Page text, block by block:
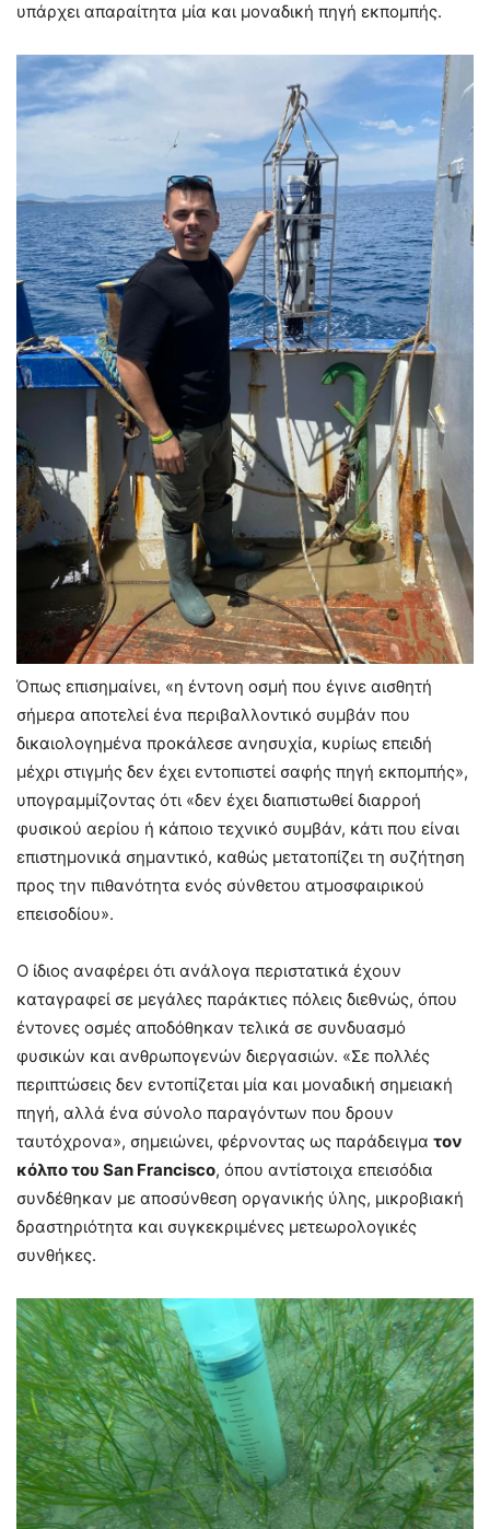
υπάρχει απαραίτητα μία και μοναδική πηγή εκπομπής.
Όπως επισημαίνει, «η έντονη οσμή που έγινε αισθητή
σήμερα αποτελεί ένα περιβαλλοντικό συμβάν που
δικαιολογημένα προκάλεσε ανησυχία, κυρίως επειδή
μέχρι στιγμής δεν έχει εντοπιστεί σαφής πηγή εκπομπής»,
υπογραμμίζοντας ότι «δεν έχει διαπιστωθεί διαρροή
φυσικού αερίου ή κάποιο τεχνικό συμβάν, κάτι που είναι
επιστημονικά σημαντικό, καθώς μετατοπίζει τη συζήτηση
προς την πιθανότητα ενός σύνθετου ατμοσφαιρικού
επεισοδίου».
Ο ίδιος αναφέρει ότι ανάλογα περιστατικά έχουν
καταγραφεί σε μεγάλες παράκτιες πόλεις διεθνώς, όπου
έντονες οσμές αποδόθηκαν τελικά σε συνδυασμό
φυσικών και ανθρωπογενών διεργασιών. «Σε πολλές
περιπτώσεις δεν εντοπίζεται μία και μοναδική σημειακή
πηγή, αλλά ένα σύνολο παραγόντων που δρουν
ταυτόχρονα», σημειώνει, φέρνοντας ως παράδειγμα τον
κόλπο του San Francisco, όπου αντίστοιχα επεισόδια
συνδέθηκαν με αποσύνθεση οργανικής ύλης, μικροβιακή
δραστηριότητα και συγκεκριμένες μετεωρολογικές
συνθήκες.